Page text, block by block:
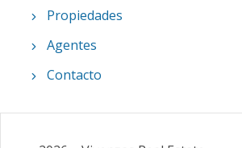
Propiedades
Agentes
Contacto